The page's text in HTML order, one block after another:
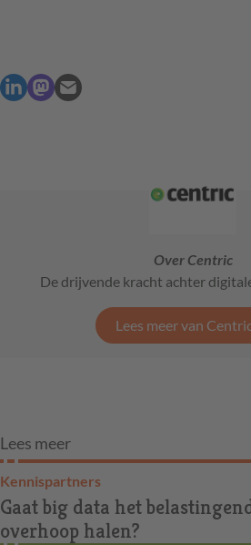
Over Centric
De drijvende kracht achter
Lees meer van
Lees meer
Kennispartners
Gaat big data het
overhoop halen?